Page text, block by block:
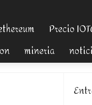
Precio
mineria